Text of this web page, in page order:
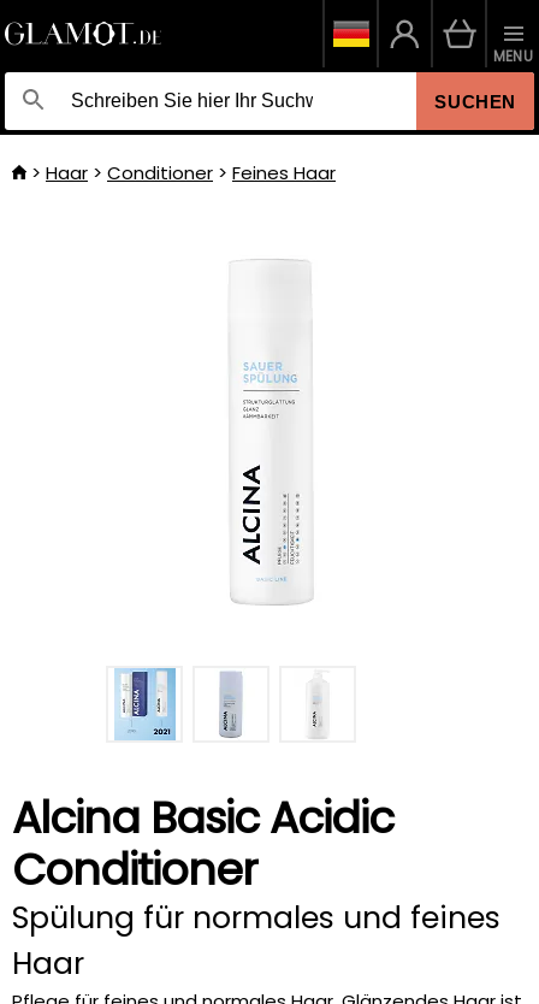
SUCHEN
MENU
Haar Conditioner Feines Haar
Alcina Basic Acidic
Conditioner
Spülung für normales und feines
Haar